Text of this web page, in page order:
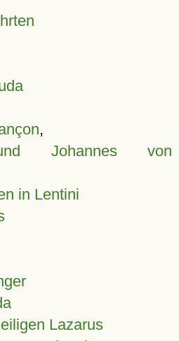
,
Johannes von
in Lentini
Lazarus